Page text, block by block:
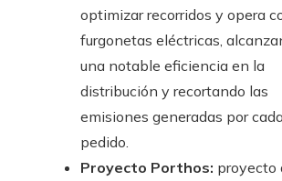
optimizar recorridos y opera
furgonetas eléctricas,
una notable eficiencia en la
distribución y recortando las
emisiones generadas por
pedido.
Proyecto Porthos: proyecto